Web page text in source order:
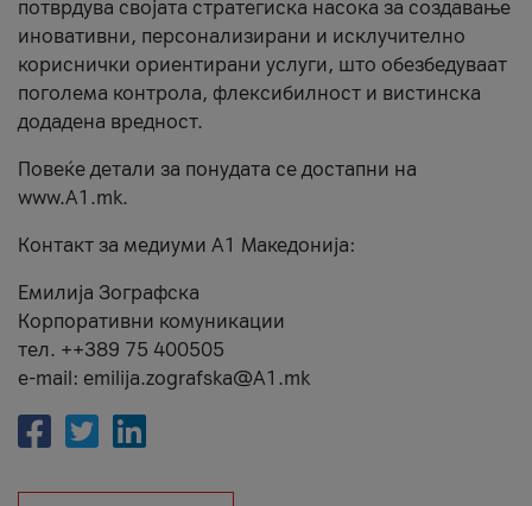
потврдува својата стратегиска насока за создавање
иновативни, персонализирани и исклучително
кориснички ориентирани услуги, што обезбедуваат
поголема контрола, флексибилност и вистинска
додадена вредност.
Повеќе детали за понудата се достапни на
www.А1.mk.
Контакт за медиуми А1 Македонија:
Емилија Зографска
Корпоративни комуникации
тел. ++389 75 400505
e-mail: emilija.zografska@A1.mk